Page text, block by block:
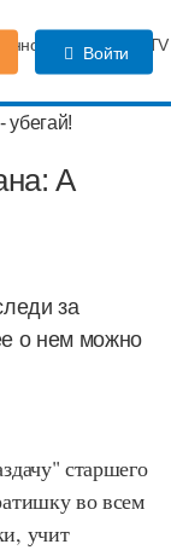
Форум
Войти
А
за
о нем можно
старшего
во всем
учит